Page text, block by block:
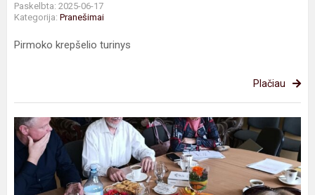
Paskelbta: 2025-06-17
Kategorija: Pranešimai
Pirmoko krepšelio turinys
Plačiau
DigiMath4All